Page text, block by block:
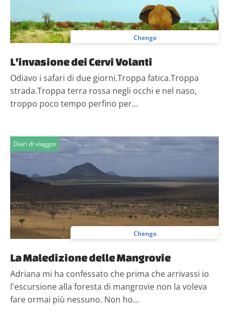
Chengo
L’invasione dei Cervi Volanti
Odiavo i safari di due giorni.Troppa fatica.Troppa
strada.Troppa terra rossa negli occhi e nel naso,
troppo poco tempo perfino per...
Diari di viaggio
Chengo
La Maledizione delle Mangrovie
Adriana mi ha confessato che prima che arrivassi io
l'escursione alla foresta di mangrovie non la voleva
fare ormai più nessuno. Non ho...